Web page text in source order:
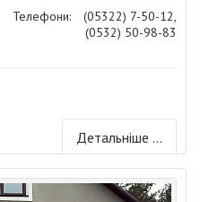
Телефони:
(05322) 7-50-12,
(0532) 50-98-83
Детальніше ...